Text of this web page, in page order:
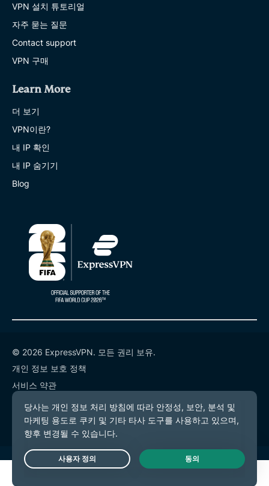
VPN 설치 튜토리얼
자주 묻는 질문
Contact support
VPN 구매
Learn More
더 보기
VPN이란?
내 IP 확인
내 IP 숨기기
Blog
© 2026 ExpressVPN. 모든 권리 보유.
개인 정보 보호 정책
서비스 약관
쿠키 기본 설정
Live Chat